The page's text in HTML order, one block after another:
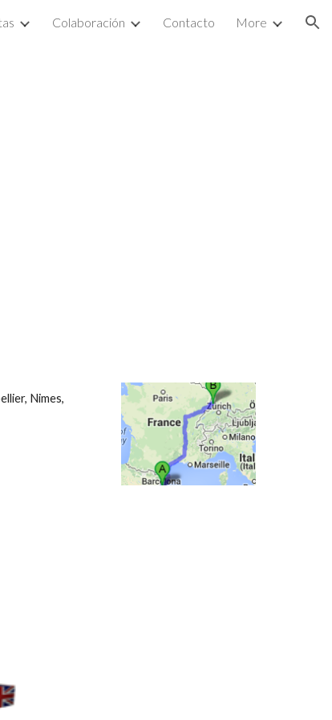
Colaboración Contacto More
Nimes,